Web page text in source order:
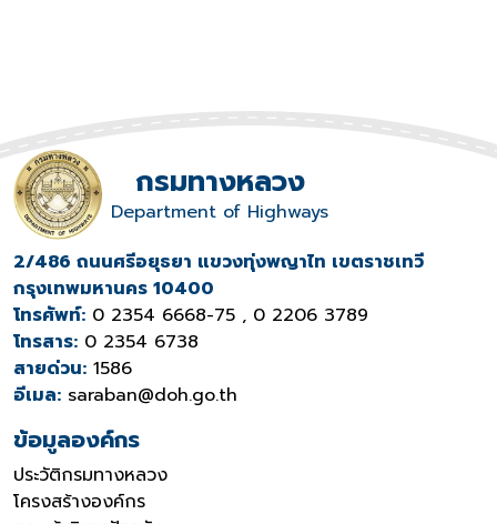
กรมทางหลวง
Department of Highways
2/486 ถนนศรีอยุธยา แขวงทุ่งพญาไท เขตราชเทวี
กรุงเทพมหานคร 10400
โทรศัพท์: 0 2354 6668-75 , 0 2206 3789
โทรสาร: 0 2354 6738
สายด่วน: 1586
อีเมล: saraban@doh.go.th
ข้อมูลองค์กร
ประวัติกรมทางหลวง
โครงสร้างองค์กร